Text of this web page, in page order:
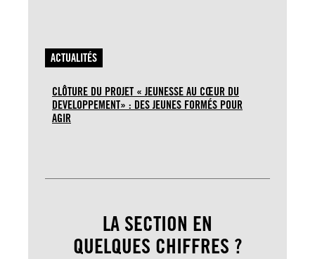
ACTUALITÉS
CLÔTURE DU PROJET « JEUNESSE AU CŒUR DU
DEVELOPPEMENT» : DES JEUNES FORMÉS POUR
AGIR
LA SECTION EN
QUELQUES CHIFFRES ?